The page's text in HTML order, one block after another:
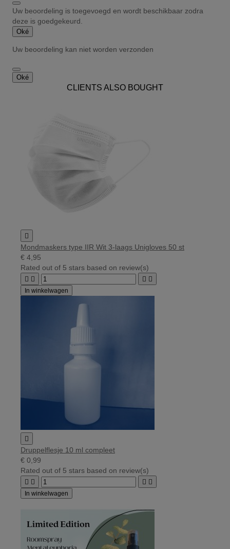
Uw beoordeling is toegevoegd en wordt beschikbaar zodra
deze is goedgekeurd.
Oké
Uw beoordeling kan niet worden verzonden
Oké
CLIENTS ALSO BOUGHT

Mondmaskers type IIR Wit 3-laags Unigloves 50 st
€ 4,95
Rated out of 5 stars based on review(s)
   
In winkelwagen

Druppelflesje 10 ml compleet
€ 0,99
Rated out of 5 stars based on review(s)
   
In winkelwagen